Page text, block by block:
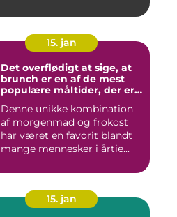
15. jan
Det overflødigt at sige, at
brunch er en af de mest
populære måltider, der er
Denne unikke kombination
af morgenmad og frokost
har været en favorit blandt
mange mennesker i årtie...
15. jan